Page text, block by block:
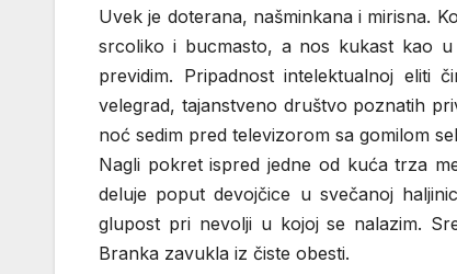
Uvek je doterana, našminkana i mirisna.
srcoliko i bucmasto, a nos kukast kao
previdim. Pripadnost intelektualnoj eliti
velegrad, tajanstveno društvo poznatih
noć sedim pred televizorom sa gomilom
Nagli pokret ispred jedne od kuća trza
deluje poput devojčice u svečanoj
glupost pri nevolji u kojoj se nalazim.
Branka zavukla iz čiste obesti.